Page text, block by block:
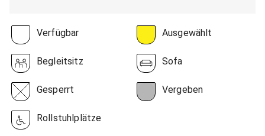
Verfügbar Ausgewählt
Begleitsitz Sofa
Gesperrt Vergeben
Rollstuhlplätze